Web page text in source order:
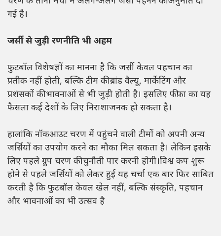
गई है।
जर्सी से जुड़ी रणनीति भी अहम
फुटबॉल विशेषज्ञों का मानना है कि जर्सी केवल पहचान का
प्रतीक नहीं होती, बल्कि टीम की ब्रांड वैल्यू, मार्केटिंग और
प्रशंसकों की भावनाओं से भी जुड़ी होती है। इसलिए फीफा का यह
फैसला कई देशों के लिए निराशाजनक हो सकता है।
हालांकि नॉकआउट चरण में पहुंचने वाली टीमों को अपनी अन्य
जर्सियों का उपयोग करने का मौका मिल सकता है। लेकिन इसके
लिए पहले ग्रुप चरण की चुनौती पार करनी होगी।विश्व कप शुरू
होने से पहले जर्सियों को लेकर हुई यह चर्चा एक बार फिर साबित
करती है कि फुटबॉल केवल खेल नहीं, बल्कि संस्कृति, पहचान
और भावनाओं का भी उत्सव है